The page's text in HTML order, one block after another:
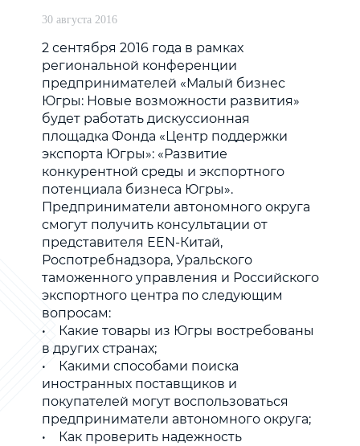
30 августа 2016
2 сентября 2016 года в рамках
региональной конференции
предпринимателей «Малый бизнес
Югры: Новые возможности развития»
будет работать дискуссионная
площадка Фонда «Центр поддержки
экспорта Югры»: «Развитие
конкурентной среды и экспортного
потенциала бизнеса Югры».
Предприниматели автономного округа
смогут получить консультации от
представителя EEN-Китай,
Роспотребнадзора, Уральского
таможенного управления и Российского
экспортного центра по следующим
вопросам:
• Какие товары из Югры востребованы
в других странах;
• Какими способами поиска
иностранных поставщиков и
покупателей могут воспользоваться
предприниматели автономного округа;
• Как проверить надежность